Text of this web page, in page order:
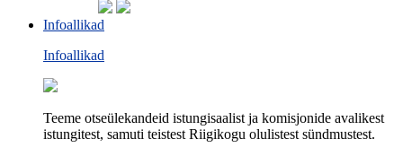
Infoallikad
Infoallikad
Teeme otseülekandeid istungisaalist ja komisjonide avalikest
istungitest, samuti teistest Riigikogu olulistest sündmustest.